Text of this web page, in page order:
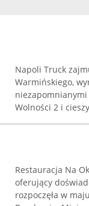
Napoli Truck
Warmińskiego,
Wolności 2 i
Restauracja Na
oferujący
rozpoczęła w